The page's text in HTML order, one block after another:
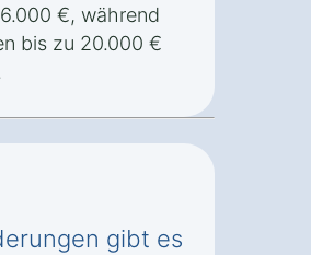
€, während
bis zu 20.000 €
gibt es